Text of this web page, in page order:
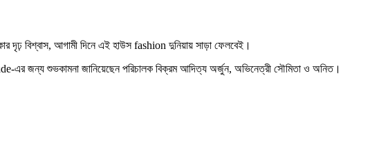
দৃঢ় বিশ্বাস, আগামী দিনে এই হাউস fashion দুনিয়ায় সাড়া ফেলবেই।
জন্য শুভকামনা জানিয়েছেন পরিচালক বিক্রম আদিত্য অর্জুন, অভিনেত্রী সৌমিতা ও অনিত।